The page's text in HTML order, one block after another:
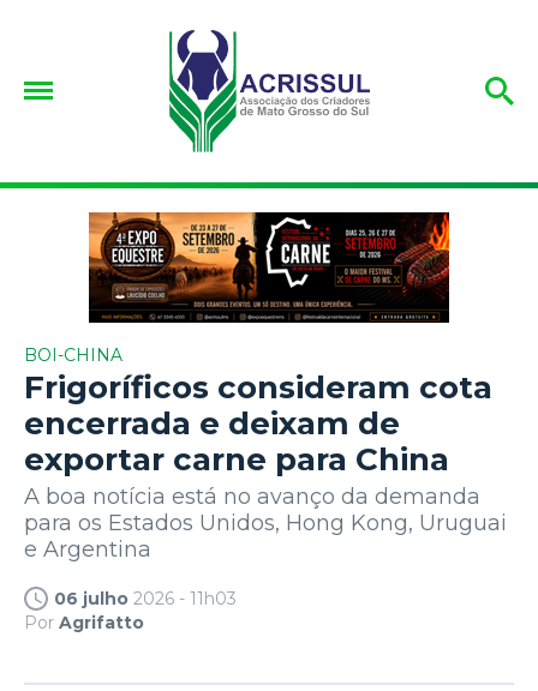
BOI-CHINA
Frigoríficos consideram cota
encerrada e deixam de
exportar carne para China
A boa notícia está no avanço da demanda
para os Estados Unidos, Hong Kong, Uruguai
e Argentina
06 julho 2026 - 11h03
Por Agrifatto